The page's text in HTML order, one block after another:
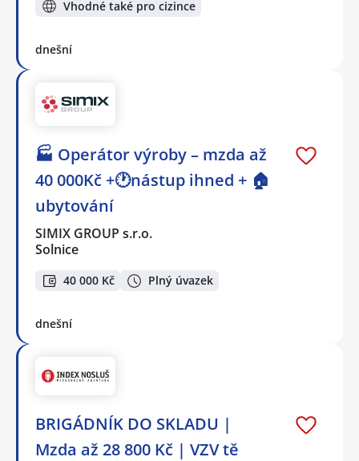
Vhodné také pro cizince
dnešní
🏭 Operátor výroby – mzda až
40 000Kč +🕐nástup ihned + 🏠
ubytování
SIMIX GROUP s.r.o.
Solnice
40 000 Kč Plný úvazek
dnešní
BRIGÁDNÍK DO SKLADU |
Mzda až 28 800 Kč | VZV tě